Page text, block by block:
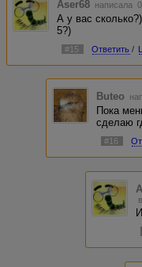
Aser68 написала
А у вас
5?)
#15 Ответить /
Buteo
Пока
сделаю
#16